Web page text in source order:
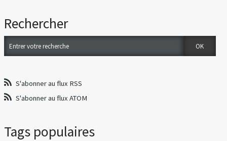
Rechercher
S'abonner au flux RSS
S'abonner au flux ATOM
Tags populaires